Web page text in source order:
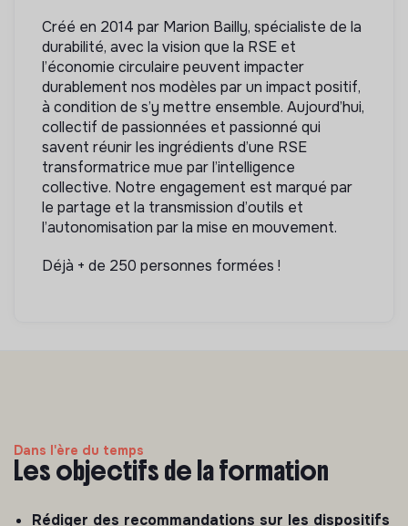
Créé en 2014 par Marion Bailly, spécialiste de la
durabilité, avec la vision que la RSE et
l’économie circulaire peuvent impacter
durablement nos modèles par un impact positif,
à condition de s’y mettre ensemble. Aujourd’hui,
collectif de passionnées et passionné qui
savent réunir les ingrédients d’une RSE
transformatrice mue par l’intelligence
collective. Notre engagement est marqué par
le partage et la transmission d’outils et
l’autonomisation par la mise en mouvement.
Déjà + de 250 personnes formées !
Dans l'ère du temps
Les objectifs de la formation
Rédiger des recommandations sur les dispositifs